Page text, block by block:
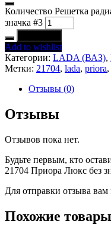
Количество Решетка
значка #3
Add to wishlist
Категории: LADA (ВАЗ),
Метки: 21704, lada, priora,
Отзывы (0)
Отзывы
Отзывов пока нет.
Будьте первым, кто
21704 Приора Люкс без
Для отправки отзыва вам
Похожие товары